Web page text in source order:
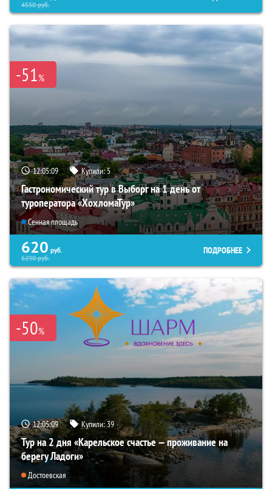
4550руб.
-51%
12:05:08 Купили:5
Гастрономический тур в Выборг на 1 день от
туроператора «ХохломаТур»
Сенная площадь
620 руб.
6290руб.
ПОДРОБНЕЕ
-50%
12:05:08 Купили:39
Тур на 2 дня «Карельское счастье — проживание на
берегу Ладоги»
Достоевская